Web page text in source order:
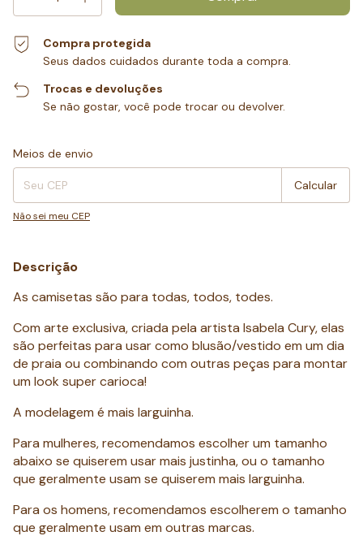
Compra protegida
Seus dados cuidados durante toda a compra.
Trocas e devoluções
Se não gostar, você pode trocar ou devolver.
Entregas para o CEP:
Meios de envio
Calcular
Não sei meu CEP
Descrição
As camisetas são para todas, todos, todes.
Com arte exclusiva, criada pela artista Isabela Cury, elas
são perfeitas para usar como blusão/vestido em um dia
de praia ou combinando com outras peças para montar
um look super carioca!
A modelagem é mais larguinha.
Para mulheres, recomendamos escolher um tamanho
abaixo se quiserem usar mais justinha, ou o tamanho
que geralmente usam se quiserem mais larguinha.
Para os homens, recomendamos escolherem o tamanho
que geralmente usam em outras marcas.